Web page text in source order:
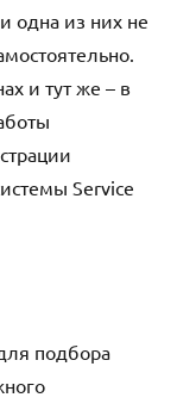
одна из них не
и тут же – в
Service
подбора